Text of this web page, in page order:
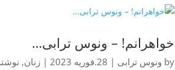
خواهرانم! – ونوس ترابی…
by ونوس ترابی | 28.فوریه 2023 | زنان,